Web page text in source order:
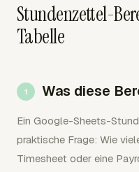
Stundenzettel-
Tabelle
Was diese
Ein Google-Sheets-
praktische Frage: Wie
Timesheet oder eine